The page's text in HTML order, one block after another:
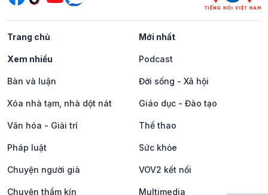
Trang chủ Mới nhất
Xem nhiều Podcast
Bàn và luận Đời sống - Xã hội
Xóa nhà tạm, nhà dột nát Giáo dục - Đào tạo
Văn hóa - Giải trí Thể thao
Pháp luật Sức khỏe
Chuyện người già VOV2 kết nối
Chuyện thầm kín Multimedia